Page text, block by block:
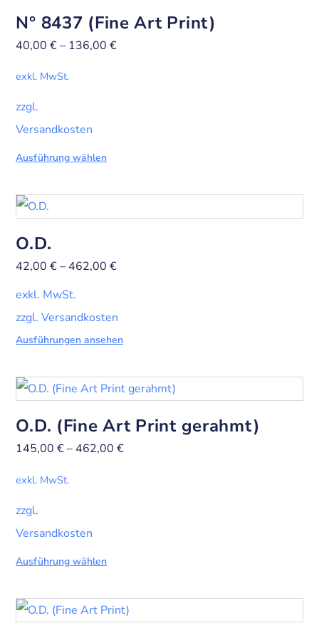
N° 8437 (Fine Art Print)
40,00€– 136,00€
exkl. MwSt.
zzgl.
Versandkosten
Ausführung wählen
O.D.
42,00€– 462,00€
exkl. MwSt.
zzgl. Versandkosten
Ausführungen ansehen
O.D. (Fine Art Print gerahmt)
145,00€– 462,00€
exkl. MwSt.
zzgl.
Versandkosten
Ausführung wählen